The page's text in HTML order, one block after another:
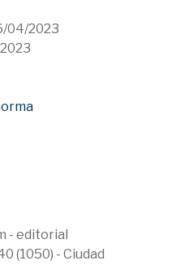
04/2023
- editorial
(1050) - Ciudad